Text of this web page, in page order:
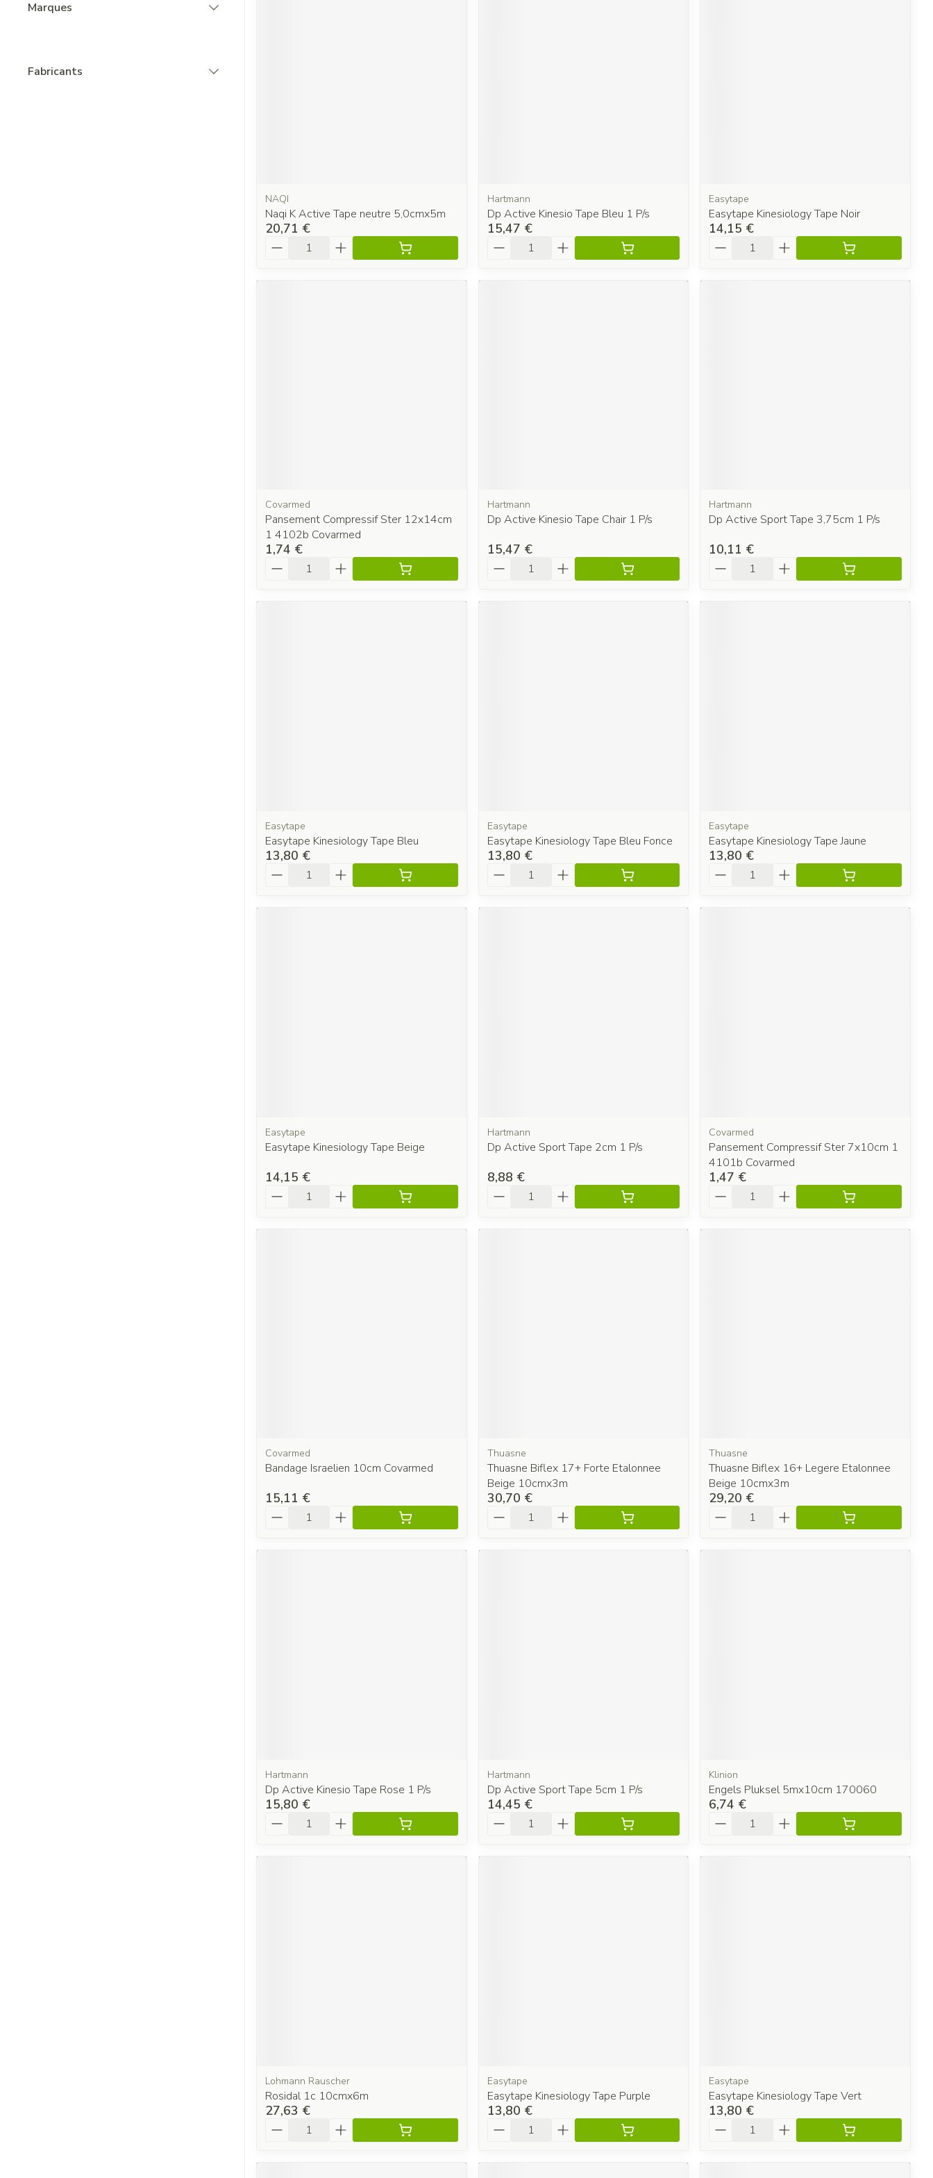
Marques
Fabricants
NAQI
Naqi K Active Tape neutre 5,0cmx5m
20,71 €
Quantité
Hartmann
Dp Active Kinesio Tape Bleu 1 P/s
15,47 €
Quantité
Easytape
Easytape Kinesiology Tape Noir
14,15 €
Quantité
Covarmed
Pansement Compressif Ster 12x14cm
1 4102b Covarmed
1,74 €
Quantité
Hartmann
Dp Active Kinesio Tape Chair 1 P/s
15,47 €
Quantité
Hartmann
Dp Active Sport Tape 3,75cm 1 P/s
10,11 €
Quantité
Easytape
Easytape Kinesiology Tape Bleu
13,80 €
Quantité
Easytape
Easytape Kinesiology Tape Bleu Fonce
13,80 €
Quantité
Easytape
Easytape Kinesiology Tape Jaune
13,80 €
Quantité
Easytape
Easytape Kinesiology Tape Beige
14,15 €
Quantité
Hartmann
Dp Active Sport Tape 2cm 1 P/s
8,88 €
Quantité
Covarmed
Pansement Compressif Ster 7x10cm 1
4101b Covarmed
1,47 €
Quantité
Covarmed
Bandage Israelien 10cm Covarmed
15,11 €
Quantité
Thuasne
Thuasne Biflex 17+ Forte Etalonnee
Beige 10cmx3m
30,70 €
Quantité
Thuasne
Thuasne Biflex 16+ Legere Etalonnee
Beige 10cmx3m
29,20 €
Quantité
Hartmann
Dp Active Kinesio Tape Rose 1 P/s
15,80 €
Quantité
Hartmann
Dp Active Sport Tape 5cm 1 P/s
14,45 €
Quantité
Klinion
Engels Pluksel 5mx10cm 170060
6,74 €
Quantité
Lohmann Rauscher
Rosidal 1c 10cmx6m
27,63 €
Quantité
Easytape
Easytape Kinesiology Tape Purple
13,80 €
Quantité
Easytape
Easytape Kinesiology Tape Vert
13,80 €
Quantité